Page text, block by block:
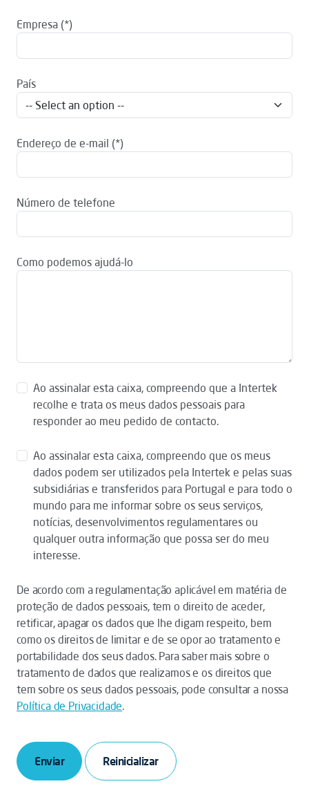
Empresa
País
Endereço de e-mail
Número de telefone
Como podemos ajudá-lo
Ao assinalar esta caixa, compreendo que a Intertek
recolhe e trata os meus dados pessoais para
responder ao meu pedido de contacto.
Ao assinalar esta caixa, compreendo que os meus
dados podem ser utilizados pela Intertek e pelas suas
subsidiárias e transferidos para Portugal e para todo o
mundo para me informar sobre os seus serviços,
notícias, desenvolvimentos regulamentares ou
qualquer outra informação que possa ser do meu
interesse.
De acordo com a regulamentação aplicável em matéria de
proteção de dados pessoais, tem o direito de aceder,
retificar, apagar os dados que lhe digam respeito, bem
como os direitos de limitar e de se opor ao tratamento e
portabilidade dos seus dados. Para saber mais sobre o
tratamento de dados que realizamos e os direitos que
tem sobre os seus dados pessoais, pode consultar a nossa
Política de Privacidade.
Enviar